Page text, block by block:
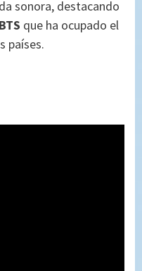
sonora, destacando
que ha ocupado el
países.